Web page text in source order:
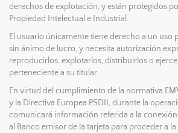
derechos de explotación, y están protegidos
Propiedad Intelectual e Industrial.
El usuario únicamente tiene derecho a un uso
sin ánimo de lucro, y necesita autorización
reproducirlos, explotarlos, distribuirlos o
perteneciente a su titular.
En virtud del cumplimiento de la normativa
y la Directiva Europea PSDII, durante la
comunicará información referida a la conexión
al Banco emisor de la tarjeta para proceder a